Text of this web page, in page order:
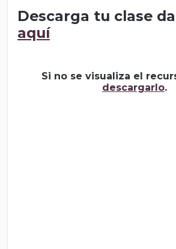
Descarga tu clase
aquí
Si no se visualiza el
descargarlo.